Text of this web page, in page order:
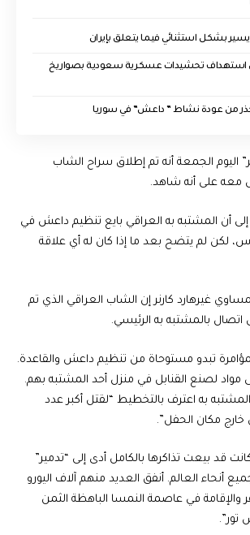
بشكل استثنائي فيما يتعلق بإيران
استهداف تحشيدات عسكرية سعودية بصواريخ
من عودة نشاط ” داعش” في سوريا
اليوم الجمعة أنه تم إطلاق سراح الشاب
معه على أنه شاهد.
أن المشتبه به العراقي بايع تنظيم داعش في
لم يتضح بعد ما إذا كان له أي علاقة
غيرهارد كارنر إن الشاب العراقي الذي تم
اتصال بالمشتبه به الرئيسي.
تبدو مستوحاة من تنظيم داعش والقاعدة.
لصنع القنابل في منزل أحد المشتبه بهم.
به اعترف بالتخطيط “لقتل أكبر عدد
مكان الحفل”.
قد بيعت تذاكرها بالكامل أدى إلى “تدمير”
العالم. أنفق العديد منهم آلاف اليورو
والإقامة في عاصمة النمسا الباهظة الثمن
تور”.